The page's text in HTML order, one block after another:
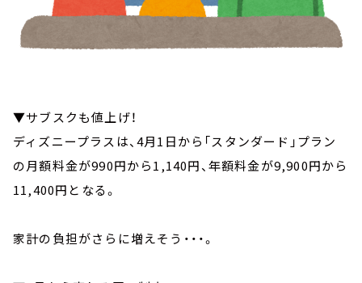
▼サブスクも値上げ！
ディズニープラスは、4月1日から「スタンダード」プラン
の月額料金が990円から1,140円、年額料金が9,900円から
11,400円となる。
家計の負担がさらに増えそう・・・。